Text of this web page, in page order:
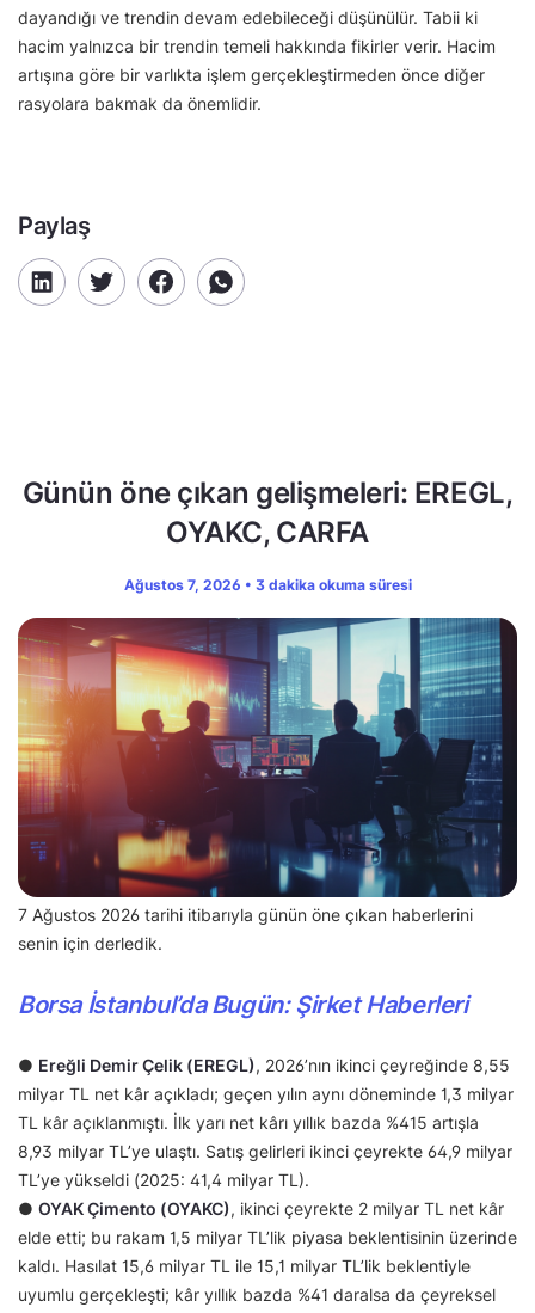
dayandığı ve trendin devam edebileceği düşünülür. Tabii ki
hacim yalnızca bir trendin temeli hakkında fikirler verir. Hacim
artışına göre bir varlıkta işlem gerçekleştirmeden önce diğer
rasyolara bakmak da önemlidir.
Paylaş
Günün öne çıkan gelişmeleri: EREGL,
OYAKC, CARFA
Ağustos 7, 2026 • 3 dakika okuma süresi
7 Ağustos 2026 tarihi itibarıyla günün öne çıkan haberlerini
senin için derledik.
Borsa İstanbul’da Bugün: Şirket Haberleri
● Ereğli Demir Çelik (EREGL), 2026’nın ikinci çeyreğinde 8,55
milyar TL net kâr açıkladı; geçen yılın aynı döneminde 1,3 milyar
TL kâr açıklanmıştı. İlk yarı net kârı yıllık bazda %415 artışla
8,93 milyar TL’ye ulaştı. Satış gelirleri ikinci çeyrekte 64,9 milyar
TL’ye yükseldi (2025: 41,4 milyar TL).
● OYAK Çimento (OYAKC), ikinci çeyrekte 2 milyar TL net kâr
elde etti; bu rakam 1,5 milyar TL’lik piyasa beklentisinin üzerinde
kaldı. Hasılat 15,6 milyar TL ile 15,1 milyar TL’lik beklentiyle
uyumlu gerçekleşti; kâr yıllık bazda %41 daralsa da çeyreksel